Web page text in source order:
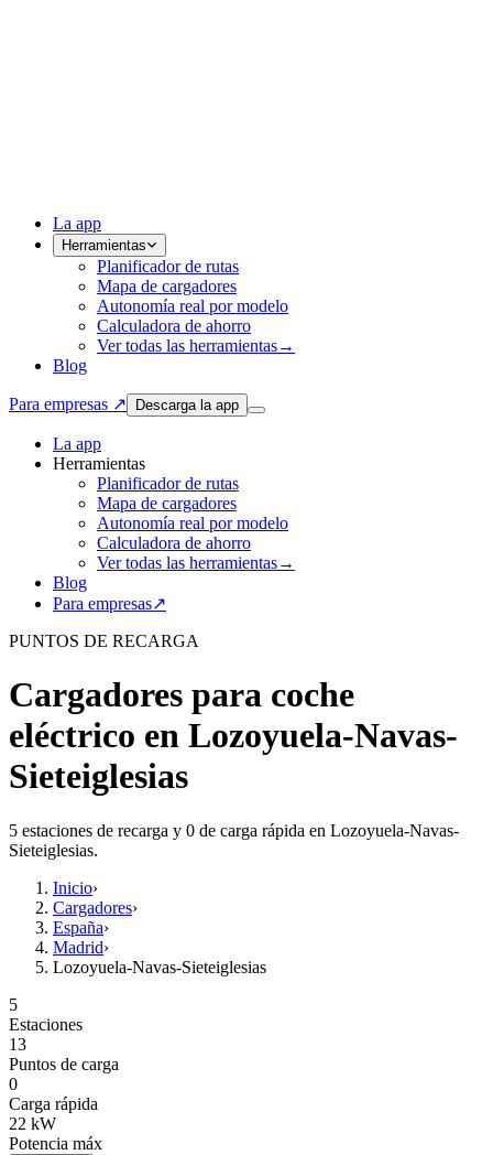
La app
Herramientas
Planificador de rutas
Mapa de cargadores
Autonomía real por modelo
Calculadora de ahorro
Ver todas las herramientas→
Blog
Para empresas ↗ Descarga la app
La app
Herramientas
Planificador de rutas
Mapa de cargadores
Autonomía real por modelo
Calculadora de ahorro
Ver todas las herramientas→
Blog
Para empresas↗
PUNTOS DE RECARGA
Cargadores para coche
eléctrico en Lozoyuela-Navas-
Sieteiglesias
5 estaciones de recarga y 0 de carga rápida en Lozoyuela-Navas-
Sieteiglesias.
Inicio›
Cargadores›
España›
Madrid›
Lozoyuela-Navas-Sieteiglesias
5
Estaciones
13
Puntos de carga
0
Carga rápida
22 kW
Potencia máx